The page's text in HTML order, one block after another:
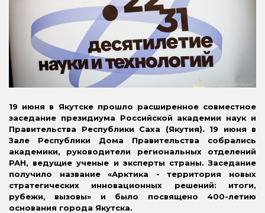
19 июня в Якутске прошло расширенное совместное
заседание президиума Российской академии наук и
Правительства Республики Саха (Якутия). 19 июня в
Зале Республики Дома Правительства собрались
академики, руководители региональных отделений
РАН, ведущие ученые и эксперты страны. Заседание
получило название «Арктика - территория новых
стратегических инновационных решений: итоги,
рубежи, вызовы» и было посвящено 400-летию
основания города Якутска.